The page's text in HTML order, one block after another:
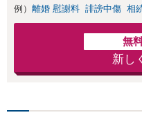
例） 離婚 慰謝料 誹謗中傷 相
無
新し